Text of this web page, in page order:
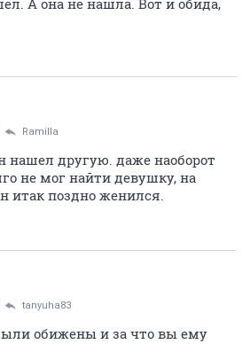
А она не нашла. Вот и обида,
Ramilla
нашел другую. даже наоборот
не мог найти девушку, на
итак поздно женился.
tanyuha83
обижены и за что вы ему